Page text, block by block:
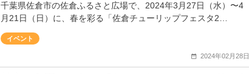
千葉県佐倉市の佐倉ふるさと広場で、2024年3月27日（水）〜4
月21日（日）に、春を彩る「佐倉チューリップフェスタ2…
イベント
2024年02月28日